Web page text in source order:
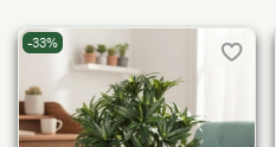
-33%